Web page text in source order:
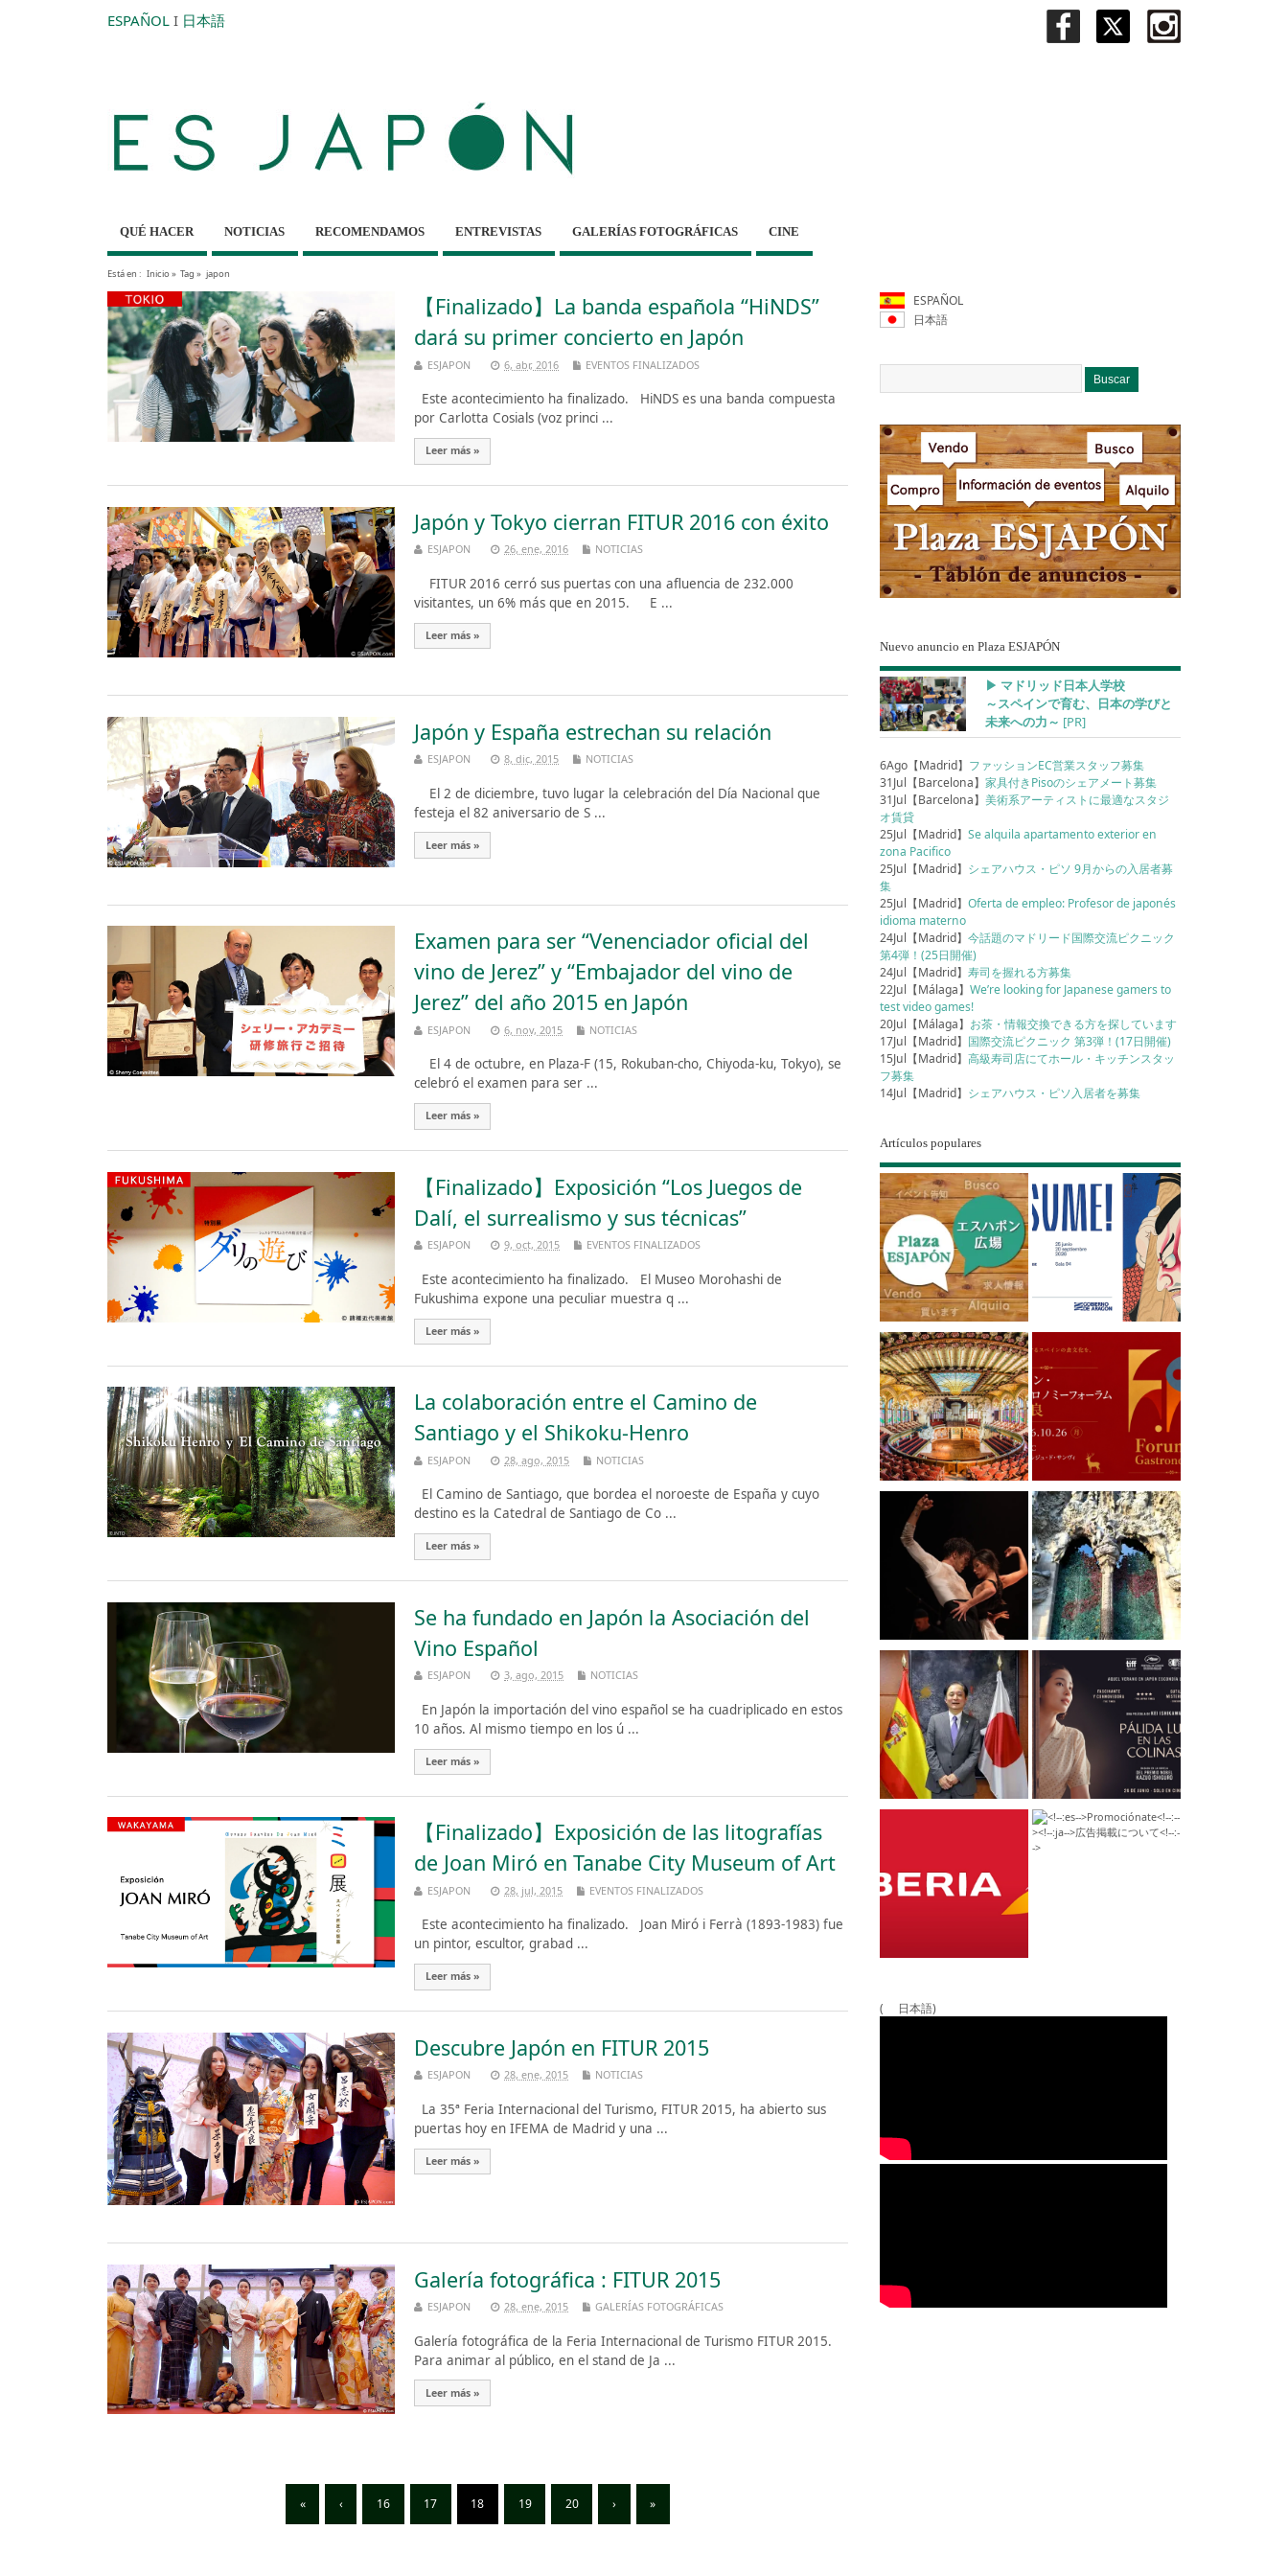
ESPAÑOL I 日本語
QUÉ HACER NOTICIAS RECOMENDAMOS ENTREVISTAS GALERÍAS FOTOGRÁFICAS CINE
Está en : Inicio» Tag » japon
【Finalizado】La banda española “HiNDS”
dará su primer concierto en Japón
ESJAPON 6, abr, 2016 EVENTOS FINALIZADOS
Este acontecimiento ha finalizado. HiNDS es una banda compuesta
por Carlotta Cosials (voz princi ...
Leer más »
Japón y Tokyo cierran FITUR 2016 con éxito
ESJAPON 26, ene, 2016 NOTICIAS
FITUR 2016 cerró sus puertas con una afluencia de 232.000
visitantes, un 6% más que en 2015. E ...
Leer más »
Japón y España estrechan su relación
ESJAPON 8, dic, 2015 NOTICIAS
El 2 de diciembre, tuvo lugar la celebración del Día Nacional que
festeja el 82 aniversario de S ...
Leer más »
Examen para ser “Venenciador oficial del
vino de Jerez” y “Embajador del vino de
Jerez” del año 2015 en Japón
ESJAPON 6, nov, 2015 NOTICIAS
El 4 de octubre, en Plaza-F (15, Rokuban-cho, Chiyoda-ku, Tokyo), se
celebró el examen para ser ...
Leer más »
【Finalizado】Exposición “Los Juegos de
Dalí, el surrealismo y sus técnicas”
ESJAPON 9, oct, 2015 EVENTOS FINALIZADOS
Este acontecimiento ha finalizado. El Museo Morohashi de
Fukushima expone una peculiar muestra q ...
Leer más »
La colaboración entre el Camino de
Santiago y el Shikoku-Henro
ESJAPON 28, ago, 2015 NOTICIAS
El Camino de Santiago, que bordea el noroeste de España y cuyo
destino es la Catedral de Santiago de Co ...
Leer más »
Se ha fundado en Japón la Asociación del
Vino Español
ESJAPON 3, ago, 2015 NOTICIAS
En Japón la importación del vino español se ha cuadriplicado en estos
10 años. Al mismo tiempo en los ú ...
Leer más »
【Finalizado】Exposición de las litografías
de Joan Miró en Tanabe City Museum of Art
ESJAPON 28, jul, 2015 EVENTOS FINALIZADOS
Este acontecimiento ha finalizado. Joan Miró i Ferrà (1893-1983) fue
un pintor, escultor, grabad ...
Leer más »
Descubre Japón en FITUR 2015
ESJAPON 28, ene, 2015 NOTICIAS
La 35ª Feria Internacional del Turismo, FITUR 2015, ha abierto sus
puertas hoy en IFEMA de Madrid y una ...
Leer más »
Galería fotográfica : FITUR 2015
ESJAPON 28, ene, 2015 GALERÍAS FOTOGRÁFICAS
Galería fotográfica de la Feria Internacional de Turismo FITUR 2015.
Para animar al público, en el stand de Ja ...
Leer más »
« ‹ 16 17 18 19 20 › »
ESPAÑOL
日本語
Nuevo anuncio en Plaza ESJAPÓN
▶︎ マドリッド日本人学校
～スペインで育む、日本の学びと
未来への力～ [PR]
6Ago【Madrid】 ファッションEC営業スタッフ募集
31Jul【Barcelona】家具付きPisoのシェアメート募集
31Jul【Barcelona】美術系アーティストに最適なスタジ
オ賃貸
25Jul【Madrid】Se alquila apartamento exterior en
zona Pacifico
25Jul【Madrid】 シェアハウス・ピソ 9月からの入居者募
集
25Jul【Madrid】Oferta de empleo: Profesor de japonés
idioma materno
24Jul【Madrid】今話題のマドリード国際交流ピクニック
第4弾！(25日開催)
24Jul【Madrid】寿司を握れる方募集
22Jul【Málaga】We’re looking for Japanese gamers to
test video games!
20Jul【Málaga】 お茶・情報交換できる方を探しています
17Jul【Madrid】 国際交流ピクニック 第3弾！(17日開催)
15Jul【Madrid】高級寿司店にてホール・キッチンスタッ
フ募集
14Jul【Madrid】 シェアハウス・ピソ入居者を募集
Artículos populares
( 日本語)